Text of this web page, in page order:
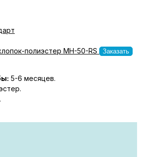
полиэстер MH-50-RS
Заказать
5-6 месяцев.